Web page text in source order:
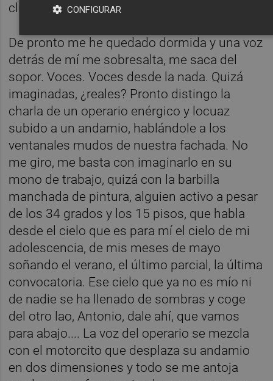
clínicos.
De pronto me he quedado dormida y una voz
detrás de mí me sobresalta, me saca del
sopor. Voces. Voces desde la nada. Quizá
imaginadas, ¿reales? Pronto distingo la
charla de un operario enérgico y locuaz
subido a un andamio, hablándole a los
ventanales mudos de nuestra fachada. No
me giro, me basta con imaginarlo en su
mono de trabajo, quizá con la barbilla
manchada de pintura, alguien activo a pesar
de los 34 grados y los 15 pisos, que habla
desde el cielo que es para mí el cielo de mi
adolescencia, de mis meses de mayo
soñando el verano, el último parcial, la última
convocatoria. Ese cielo que ya no es mío ni
de nadie se ha llenado de sombras y coge
del otro lao, Antonio, dale ahí, que vamos
para abajo.... La voz del operario se mezcla
con el motorcito que desplaza su andamio
en dos dimensiones y todo se me antoja
CONFIGURAR